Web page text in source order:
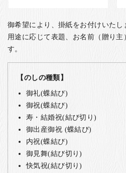
御希望により、掛紙をお付けいたし
用途に応じて表題、お名前（贈り
す。
【のしの種類】
御礼(蝶結び)
御祝(蝶結び)
寿・結婚祝(結び切り)
御出産御祝 (蝶結び)
内祝(蝶結び)
御見舞(結び切り)
快気祝(結び切り)